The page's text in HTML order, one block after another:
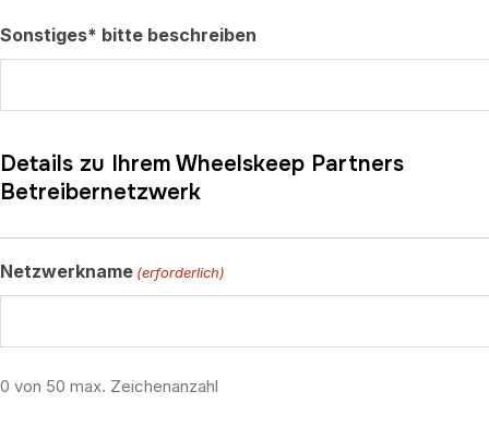
Sonstiges* bitte beschreiben
Details zu Ihrem Wheelskeep Partners
Betreibernetzwerk
Netzwerkname (erforderlich)
0 von 50 max. Zeichenanzahl